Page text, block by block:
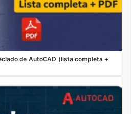
de AutoCAD (lista completa +